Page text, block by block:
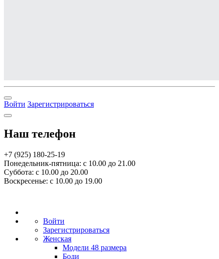
Войти Зарегистрироваться
Наш телефон
+7 (925) 180-25-19
Понедельник-пятница: с 10.00 до 21.00
Суббота: с 10.00 до 20.00
Воскресенье: с 10.00 до 19.00
Войти
Зарегистрироваться
Женская
Модели 48 размера
Боди